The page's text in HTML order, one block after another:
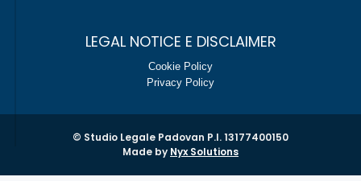
LEGAL NOTICE E DISCLAIMER
Cookie Policy
Privacy Policy
© Studio Legale Padovan P.I. 13177400150
Made by Nyx Solutions